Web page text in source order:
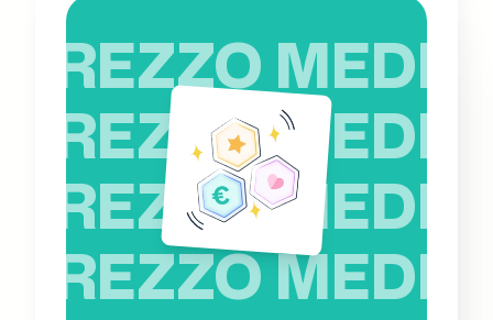
PREZZO MEDIO
PREZZO MEDIO
PREZZO MEDIO
PREZZO MEDIO